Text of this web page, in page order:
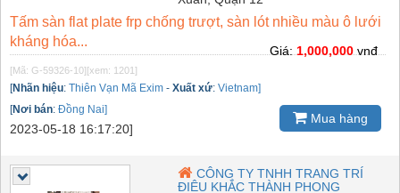
Tấm sàn flat plate frp chống trượt, sàn lót nhiều màu ô lưới
kháng hóa...
[Mã: G-59326-10] [xem: 1201]
[Nhãn hiệu: Thiên Vạn Mã Exim - Xuất xứ: Vietnam]
[Nơi bán: Đồng Nai]
2023-05-18 16:17:20]
Giá:1,000,000vnđ
Mua hàng
CÔNG TY TNHH TRANG TRÍ
ĐIÊU KHẮC THÀNH PHONG